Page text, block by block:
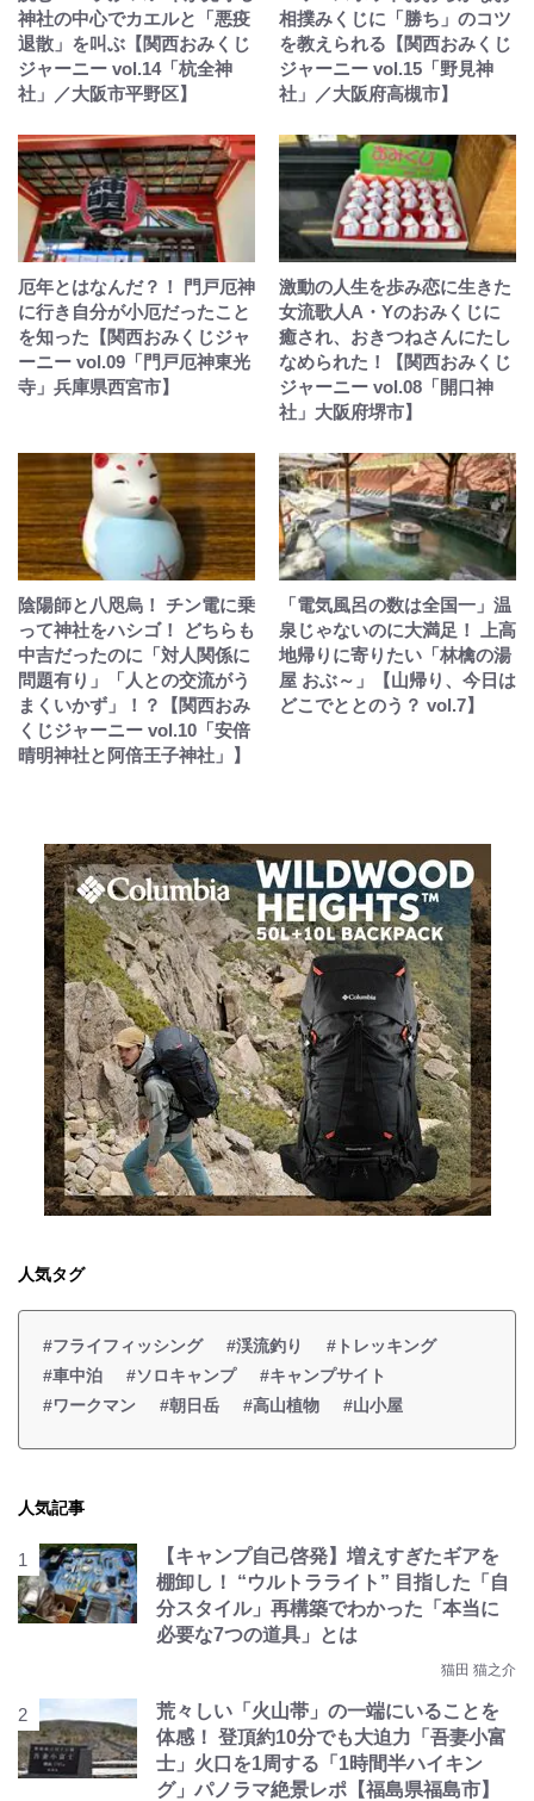
神社の中心でカエルと「悪疫
退散」を叫ぶ【関西おみくじ
ジャーニー vol.14「杭全神
社」／大阪市平野区】
相撲みくじに「勝ち」のコツ
を教えられる【関西おみくじ
ジャーニー vol.15「野見神
社」／大阪府高槻市】
厄年とはなんだ？！ 門戸厄神
に行き自分が小厄だったこと
を知った【関西おみくじジャ
ーニー vol.09「門戸厄神東光
寺」兵庫県西宮市】
激動の人生を歩み恋に生きた
女流歌人A・Yのおみくじに
癒され、おきつねさんにたし
なめられた！【関西おみくじ
ジャーニー vol.08「開口神
社」大阪府堺市】
陰陽師と八咫烏！ チン電に乗
って神社をハシゴ！ どちらも
中吉だったのに「対人関係に
問題有り」「人との交流がう
まくいかず」！？【関西おみ
くじジャーニー vol.10「安倍
晴明神社と阿倍王子神社」】
「電気風呂の数は全国一」温
泉じゃないのに大満足！ 上高
地帰りに寄りたい「林檎の湯
屋 おぶ～」【山帰り、今日は
どこでととのう？ vol.7】
人気タグ
#フライフィッシング #渓流釣り
#トレッキング
#車中泊
#ソロキャンプ
#キャンプサイト
#ワークマン
#朝日岳 #高山植物 #山小屋
人気記事
【キャンプ自己啓発】増えすぎたギアを
棚卸し！ “ウルトラライト” 目指した「自
分スタイル」再構築でわかった「本当に
必要な7つの道具」とは
猫田 猫之介
荒々しい「火山帯」の一端にいることを
体感！ 登頂約10分でも大迫力「吾妻小富
士」火口を1周する「1時間半ハイキン
グ」パノラマ絶景レポ【福島県福島市】